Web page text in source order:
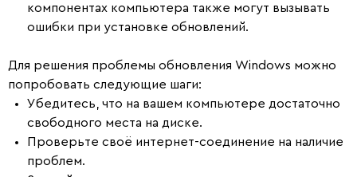
компонентах компьютера также могут вызывать
ошибки при установке обновлений.
Для решения проблемы обновления Windows можно
попробовать следующие шаги:
Убедитесь, что на вашем компьютере достаточно
свободного места на диске.
Проверьте своё интернет-соединение на наличие
проблем.